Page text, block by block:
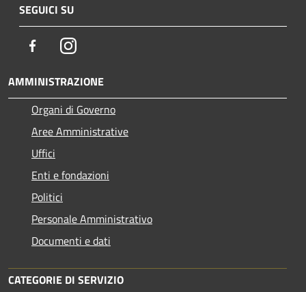
SEGUICI SU
FacebookInstagram
AMMINISTRAZIONE
Organi di Governo
Aree Amministrative
Uffici
Enti e fondazioni
Politici
Personale Amministrativo
Documenti e dati
CATEGORIE DI SERVIZIO